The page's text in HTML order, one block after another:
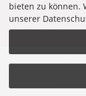
* Kosten: normaler
Ausland fallen die jeweils
können abweichen.
Alle Preise inkl.
bieten zu können.
unserer